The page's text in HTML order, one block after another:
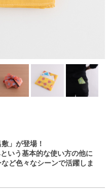
」が登場！
いう基本的な使い方の他に
ど色々なシーンで活躍しま